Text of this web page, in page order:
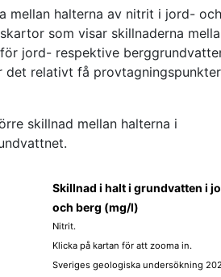
mellan halterna av nitrit i jord- och
som visar skillnaderna
jord- respektive
det relativt få
skillnad mellan halterna i
Skillnad i halt i grundvatten i
och berg (mg/l)
Nitrit.
Klicka på kartan för att zooma in.
Sveriges geologiska undersökning